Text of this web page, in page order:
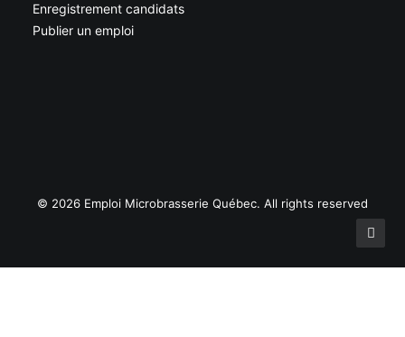
Enregistrement candidats
Publier un emploi
© 2026 Emploi Microbrasserie Québec. All rights reserved